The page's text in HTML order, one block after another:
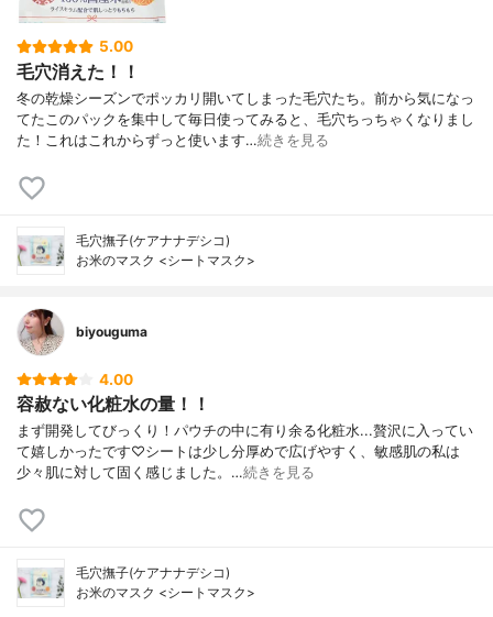
5.00
毛穴消えた！！
冬の乾燥シーズンでポッカリ開いてしまった毛穴たち。前から気になっ
てたこのパックを集中して毎日使ってみると、毛穴ちっちゃくなりまし
た！これはこれからずっと使います…続きを見る
毛穴撫子(ケアナナデシコ)
お米のマスク <シートマスク>
biyouguma
4.00
容赦ない化粧水の量！！
まず開発してびっくり！パウチの中に有り余る化粧水...贅沢に入ってい
て嬉しかったです♡シートは少し分厚めで広げやすく、敏感肌の私は
少々肌に対して固く感じました。…続きを見る
毛穴撫子(ケアナナデシコ)
お米のマスク <シートマスク>